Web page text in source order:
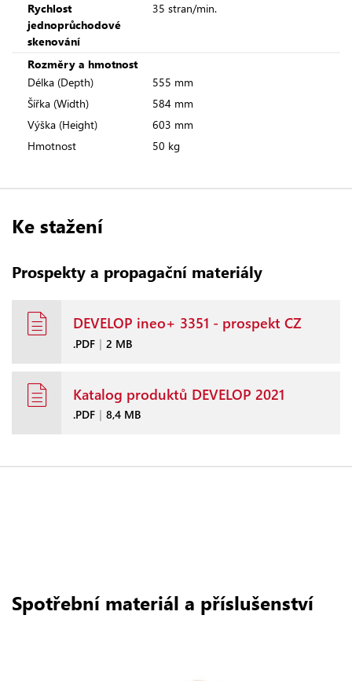
Rychlost
jednoprůchodové
skenování
35 stran/min.
Rozměry a hmotnost
Délka (Depth)
555 mm
Šířka (Width)
584 mm
Výška (Height)
603 mm
Hmotnost
50 kg
Ke stažení
Prospekty a propagační materiály
DEVELOP ineo+ 3351 - prospekt CZ
.PDF | 2 MB
Katalog produktů DEVELOP 2021
.PDF | 8,4 MB
Spotřební materiál a příslušenství